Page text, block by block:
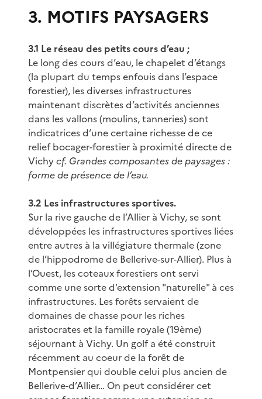
3. MOTIFS PAYSAGERS
3.1 Le réseau des petits cours d’eau ;
Le long des cours d’eau, le chapelet d’étangs
(la plupart du temps enfouis dans l’espace
forestier), les diverses infrastructures
maintenant discrètes d’activités anciennes
dans les vallons (moulins, tanneries) sont
indicatrices d’une certaine richesse de ce
relief bocager-forestier à proximité directe de
Vichycf. Grandes composantes de paysages :
forme de présence de l’eau.
3.2 Les infrastructures sportives.
Sur la rive gauche de l’Allier à Vichy, se sont
développées les infrastructures sportives liées
entre autres à la villégiature thermale (zone
de l’hippodrome de Bellerive-sur-Allier). Plus à
l’Ouest, les coteaux forestiers ont servi
comme une sorte d’extension "naturelle" à ces
infrastructures. Les forêts servaient de
domaines de chasse pour les riches
aristocrates et la famille royale (19ème)
séjournant à Vichy. Un golf a été construit
récemment au coeur de la forêt de
Montpensier qui double celui plus ancien de
Bellerive-d’Allier… On peut considérer cet